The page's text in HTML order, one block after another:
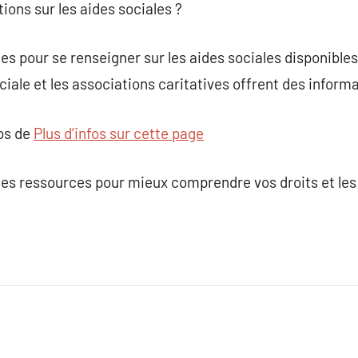
sur les aides sociales ?
pour se renseigner sur les aides sociales
et les associations caritatives offrent des
de Plus d’infos sur cette page
ressources pour mieux comprendre vos droits et